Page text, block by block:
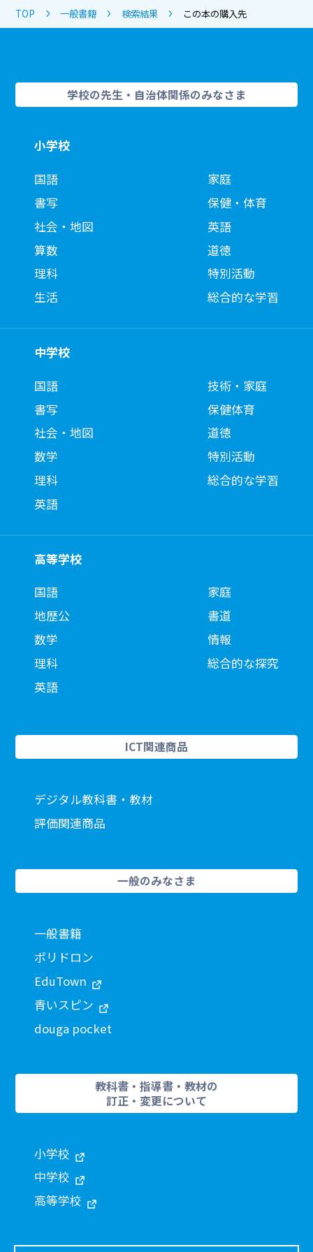
TOP 一般書籍 検索結果 この本の購入先
学校の先生・自治体関係のみなさま
小学校
国語
書写
社会・地図
算数
理科
生活
家庭
保健・体育
英語
道徳
特別活動
総合的な学習
中学校
国語
書写
社会・地図
数学
理科
英語
技術・家庭
保健体育
道徳
特別活動
総合的な学習
高等学校
国語
地歴公
数学
理科
英語
家庭
書道
情報
総合的な探究
ICT関連商品
デジタル教科書・教材
評価関連商品
一般のみなさま
一般書籍
ポリドロン
EduTown
青いスピン
douga pocket
教科書・指導書・教材の
訂正・変更について
小学校
中学校
高等学校